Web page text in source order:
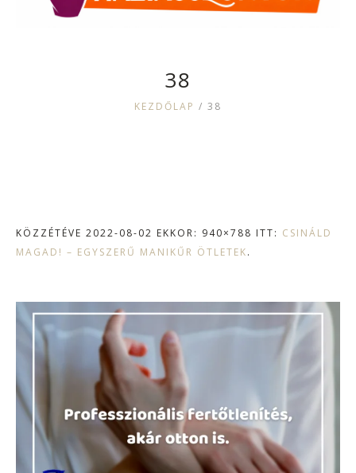
38
KEZDŐLAP / 38
KÖZZÉTÉVE 2022-08-02 EKKOR: 940×788 ITT: CSINÁLD
MAGAD! – EGYSZERŰ MANIKŰR ÖTLETEK.